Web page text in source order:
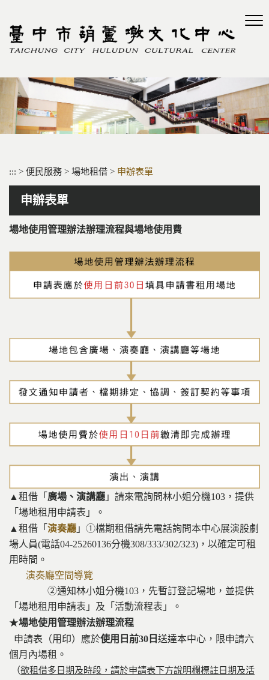
區
::: > 便民服務 > 場地租借 > 申辦表單
申辦表單
場地使用管理辦法辦理流程與場地使用費
▲租借「 廣場、演講廳 」請來電詢問林小姐分機103，提供
「場地租用申請表」。
▲租借「 演奏廳 」①檔期租借請先電話詢問本中心展演股劇
場人員(電話04-25260136分機308/333/302/323)，以確定可租
用時間。
演奏廳空間導覽
②通知林小姐分機103，先暫訂登記場地，並提供
「場地租用申請表」及「活動流程表」。
★場地使用管理辦法辦理流程
申請表（用印）應於使用日前30日 送達本中心，限申請六
個月內場租。
（欲租借多日期及時段，請於申請表下方說明欄標註日期及活